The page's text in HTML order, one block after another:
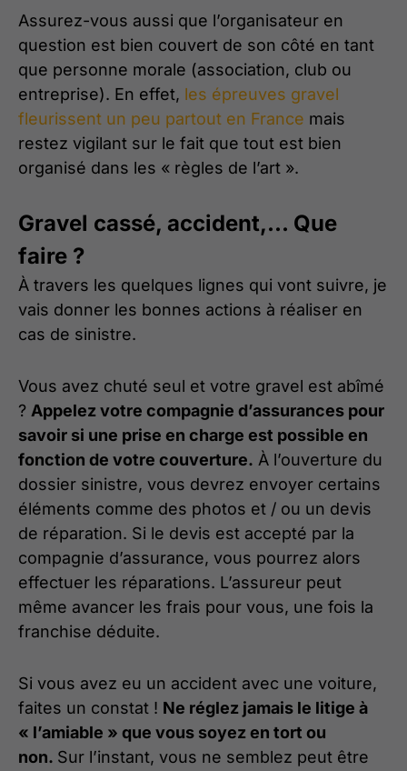
Assurez-vous aussi que l’organisateur en
question est bien couvert de son côté en tant
que personne morale (association, club ou
entreprise). En effet, les épreuves gravel
fleurissent un peu partout en France mais
restez vigilant sur le fait que tout est bien
organisé dans les « règles de l’art ».
Gravel cassé, accident,... Que
faire ?
À travers les quelques lignes qui vont suivre, je
vais donner les bonnes actions à réaliser en
cas de sinistre.
Vous avez chuté seul et votre gravel est abîmé
? Appelez votre compagnie d’assurances pour
savoir si une prise en charge est possible en
fonction de votre couverture. À l’ouverture du
dossier sinistre, vous devrez envoyer certains
éléments comme des photos et / ou un devis
de réparation. Si le devis est accepté par la
compagnie d’assurance, vous pourrez alors
effectuer les réparations. L’assureur peut
même avancer les frais pour vous, une fois la
franchise déduite.
Si vous avez eu un accident avec une voiture,
faites un constat ! Ne réglez jamais le litige à
« l’amiable » que vous soyez en tort ou
non. Sur l’instant, vous ne semblez peut être